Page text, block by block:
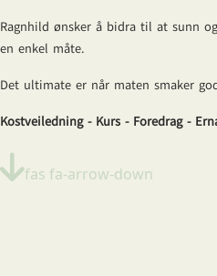
Ragnhild ønsker å bidra til at sunn
en enkel måte.
Det ultimate er når maten smaker
Kostveiledning - Kurs - Foredrag -
fas fa-arrow-down